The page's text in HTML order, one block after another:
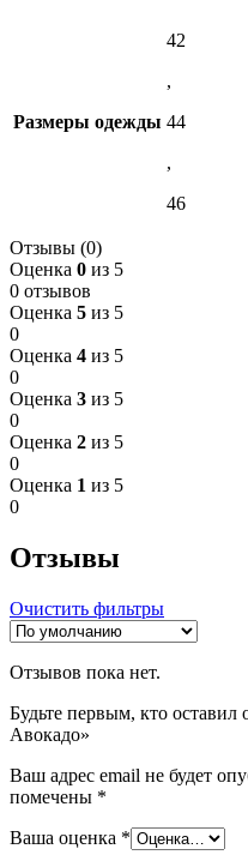
Размеры одежды
42
,
44
,
46
Отзывы (0)
Оценка 0 из 5
0 отзывов
Оценка 5 из 5
0
Оценка 4 из 5
0
Оценка 3 из 5
0
Оценка 2 из 5
0
Оценка 1 из 5
0
Отзывы
Очистить фильтры
Отзывов пока нет.
Будьте первым, кто
Авокадо»
Ваш адрес email не будет
помечены *
Ваша оценка *